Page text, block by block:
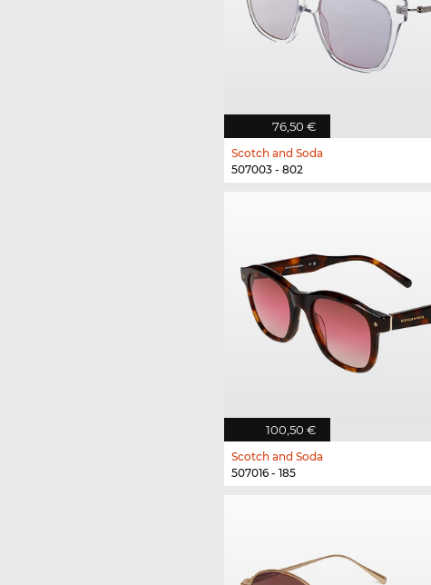
76,50 €
Scotch and Soda
507003 - 802
100,50 €
Scotch and Soda
507016 - 185